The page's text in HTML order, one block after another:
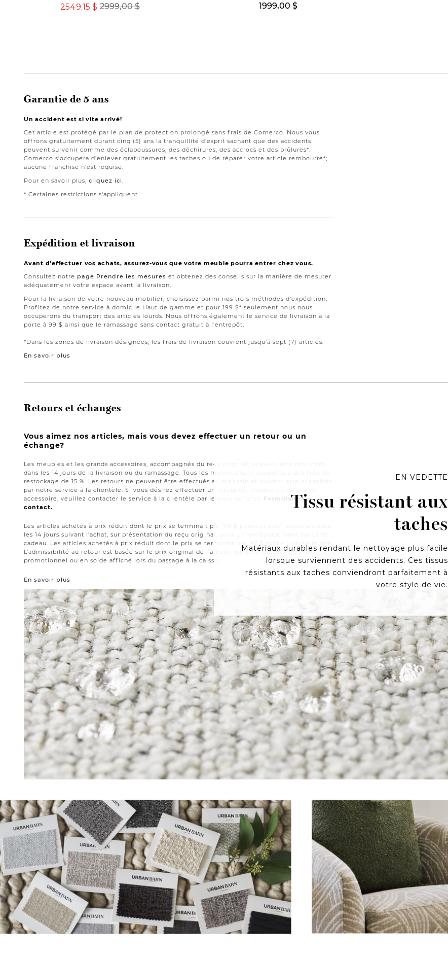
2999,00 $
2549,15 $ 1999,00 $
Garantie de 5 ans
Un accident est si vite arrivé!
Cet article est protégé par le plan de protection prolongé sans frais de Comerco. Nous vous
offrons gratuitement durant cinq (5) ans la tranquillité d'esprit sachant que des accidents
peuvent survenir comme des éclaboussures, des déchirures, des accrocs et des brûlures*.
Comerco s'occupera d'enlever gratuitement les taches ou de réparer votre article rembourré*;
aucune franchise n'est requise.
Pour en savoir plus, cliquez ici.
* Certaines restrictions s'appliquent.
Expédition et livraison
Avant d’effectuer vos achats, assurez-vous que votre meuble pourra entrer chez vous.
Consultez notre page Prendre les mesures et obtenez des conseils sur la manière de mesurer
adéquatement votre espace avant la livraison.
Pour la livraison de votre nouveau mobilier, choisissez parmi nos trois méthodes d’expédition.
Profitez de notre service à domicile Haut de gamme et pour 199 $* seulement nous nous
occuperons du transport des articles lourds. Nous offrons également le service de livraison à la
porte à 99 $ ainsi que le ramassage sans contact gratuit à l’entrepôt.
*Dans les zones de livraison désignées; les frais de livraison couvrent jusqu’à sept (7) articles.
En savoir plus
Retours et échanges
Vous aimez nos articles, mais vous devez effectuer un retour ou un
échange?
Les meubles et les grands accessoires, accompagnés du reçu original, peuvent être retournés
dans les 14 jours de la livraison ou du ramassage. Tous les meubles sont assujettis à des frais de
restockage de 15 %. Les retours ne peuvent être effectués au magasin et doivent être organisés
par notre service à la clientèle. Si vous désirez effectuer un retour de meuble ou de grand
accessoire, veuillez contacter le service à la clientèle par le biais de notre Formulaire de
contact.
Les articles achetés à prix réduit dont le prix se terminait par ,99 $ peuvent être retournés dans
les 14 jours suivant l'achat, sur présentation du reçu original, pour un remboursement sur carte-
cadeau. Les articles achetés à prix réduit dont le prix se terminait par ,97 $ sont en vente ferme.
L’admissibilité au retour est basée sur le prix original de l’article, qui peut différer du prix
promotionnel ou en solde affiché lors du passage à la caisse.
En savoir plus
EN VEDETTE
Tissu résistant aux
taches
Matériaux durables rendant le nettoyage plus facile
lorsque surviennent des accidents. Ces tissus
résistants aux taches conviendront parfaitement à
votre style de vie.